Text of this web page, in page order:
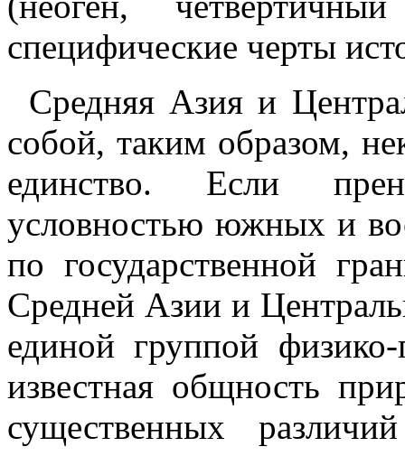
специфические черты
Средняя Азия и
собой, таким образом,
единство. Если
условностью южных и
по государственной
Средней Азии и
единой группой
известная общность
существенных